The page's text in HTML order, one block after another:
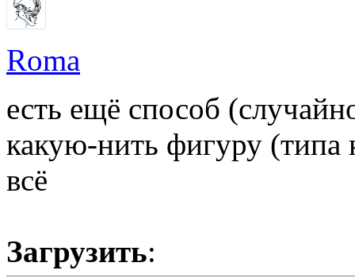
Roma
есть ещё способ
какую-нить фигуру (типа
всё
Загрузить: